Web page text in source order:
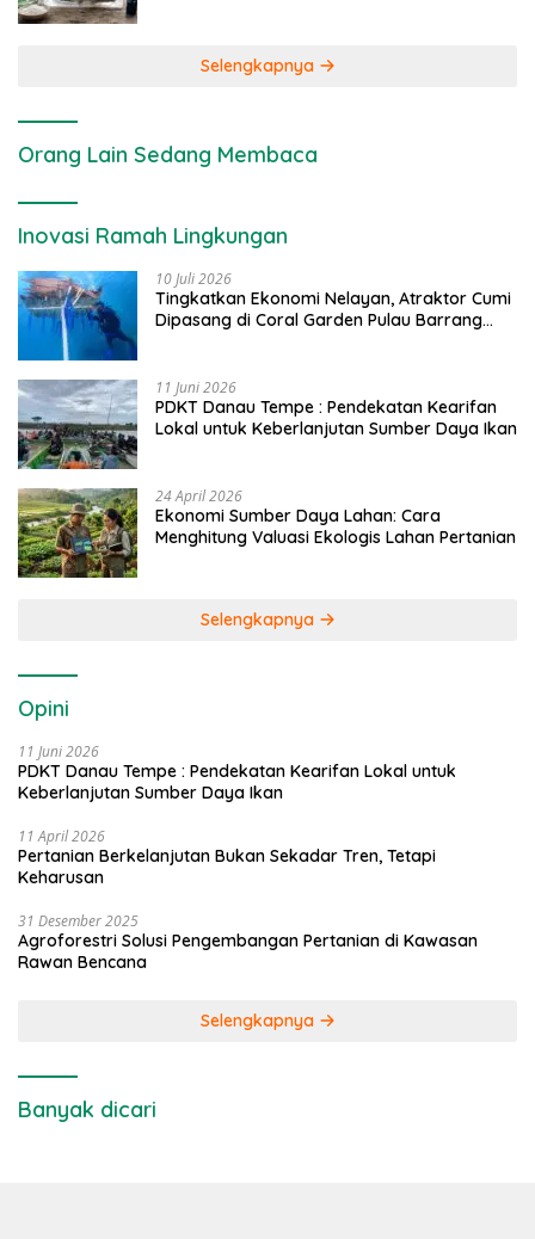
Selengkapnya
Orang Lain Sedang Membaca
Inovasi Ramah Lingkungan
10 Juli 2026
Tingkatkan Ekonomi Nelayan, Atraktor Cumi
Dipasang di Coral Garden Pulau Barrang
11 Juni 2026
PDKT Danau Tempe : Pendekatan Kearifan
Lokal untuk Keberlanjutan Sumber Daya Ikan
24 April 2026
Ekonomi Sumber Daya Lahan: Cara
Menghitung Valuasi Ekologis Lahan Pertanian
Selengkapnya
Opini
11 Juni 2026
PDKT Danau Tempe : Pendekatan Kearifan Lokal untuk
Keberlanjutan Sumber Daya Ikan
11 April 2026
Pertanian Berkelanjutan Bukan Sekadar Tren, Tetapi
Keharusan
31 Desember 2025
Agroforestri Solusi Pengembangan Pertanian di Kawasan
Rawan Bencana
Selengkapnya
Banyak dicari